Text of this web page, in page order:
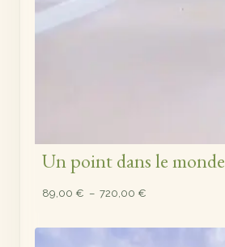
Un point dans le monde
89,00 € – 720,00 €Plage
prix :